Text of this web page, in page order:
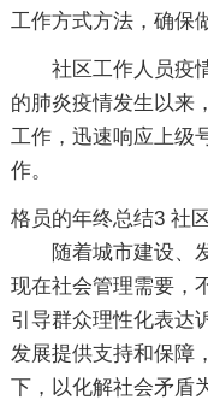
工作方式方法，确保
社区工作人员疫
的肺炎疫情发生以来
工作，迅速响应上级
作。
格员的年终总结3
随着城市建设、
现在社会管理需要，
引导群众理性化表达
发展提供支持和保障
下，以化解社会矛盾
社